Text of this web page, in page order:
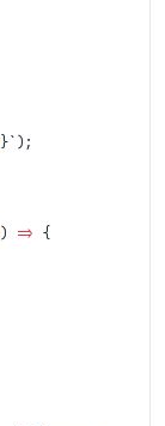
}` ) ;
) => {